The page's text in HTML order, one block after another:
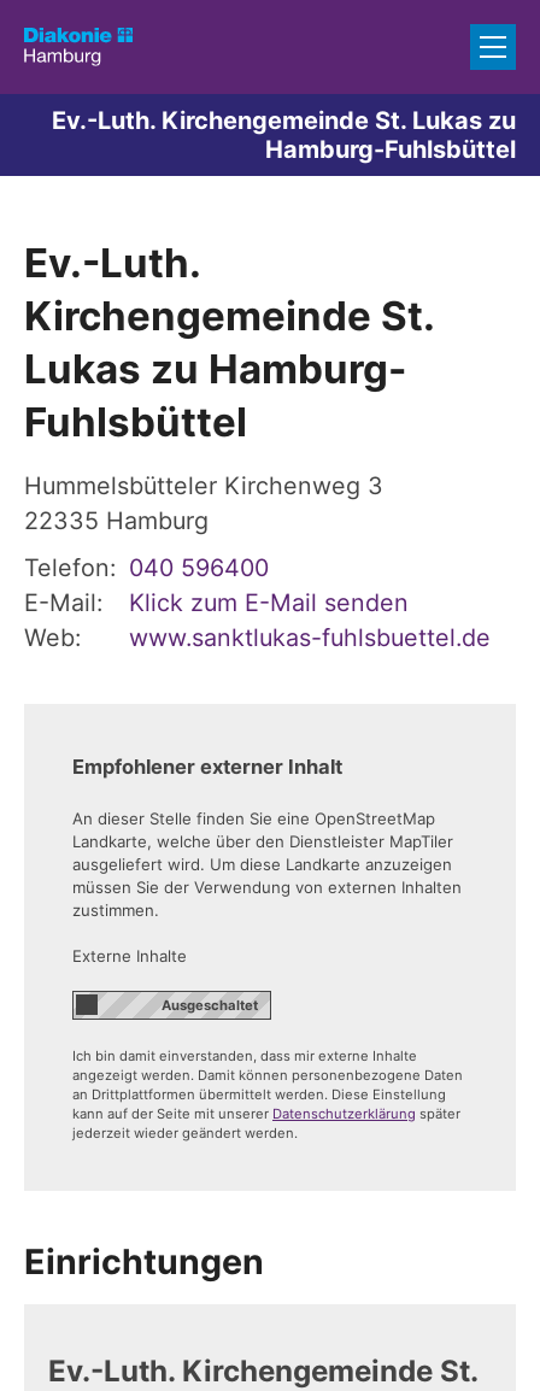
Ev.-Luth. Kirchengemeinde St. Lukas zu
Hamburg-Fuhlsbüttel
Ev.-Luth.
Kirchengemeinde St.
Lukas zu Hamburg-
Fuhlsbüttel
Hummelsbütteler Kirchenweg 3
22335 Hamburg
Telefon: 040 596400
E-Mail:
Klick zum E-Mail senden
Web:
www.sanktlukas-fuhlsbuettel.de
Empfohlener externer Inhalt
An dieser Stelle finden Sie eine OpenStreetMap
Landkarte, welche über den Dienstleister MapTiler
ausgeliefert wird. Um diese Landkarte anzuzeigen
müssen Sie der Verwendung von externen Inhalten
zustimmen.
Externe Inhalte
Ich bin damit einverstanden, dass mir externe Inhalte
angezeigt werden. Damit können personenbezogene Daten
an Drittplattformen übermittelt werden. Diese Einstellung
kann auf der Seite mit unserer Datenschutzerklärung später
jederzeit wieder geändert werden.
Einrichtungen
Ev.-Luth. Kirchengemeinde St.